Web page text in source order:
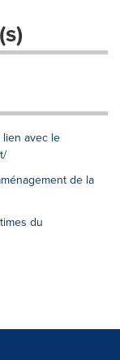
lien avec le
de la
du